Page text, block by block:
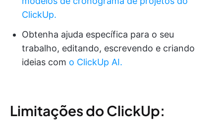
ClickUp.
Obtenha ajuda específica para o seu
trabalho, editando, escrevendo e criando
ideias com o ClickUp AI.
Limitações do ClickUp: